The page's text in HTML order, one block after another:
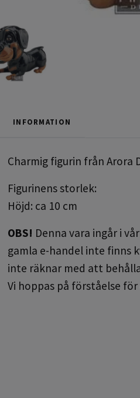
INFORMATION
Charmig figurin från Arora
Figurinens storlek:
Höjd: ca 10 cm
OBS! Denna vara ingår i
gamla e-handel inte finns
inte räknar med att
Vi hoppas på förståelse